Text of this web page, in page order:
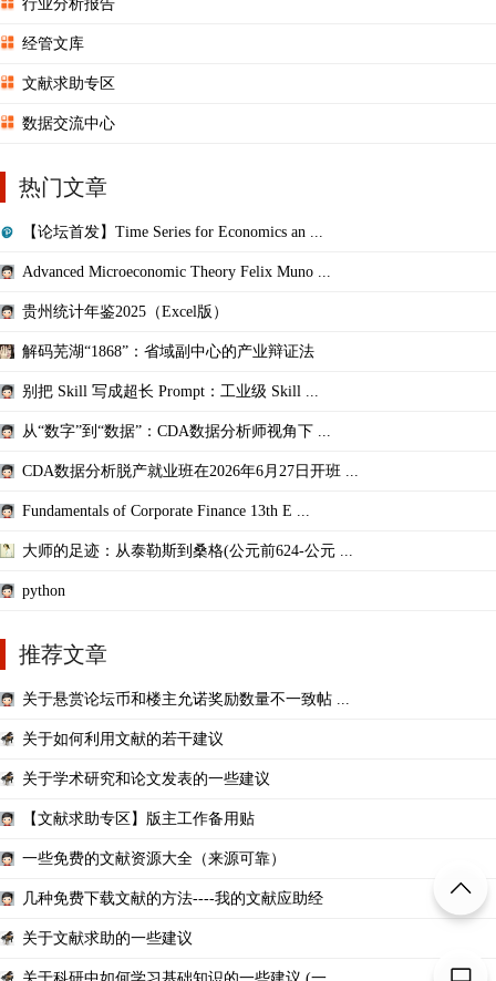
行业分析报告
经管文库
文献求助专区
数据交流中心
热门文章
【论坛首发】Time Series for Economics an ...
Advanced Microeconomic Theory Felix Muno ...
贵州统计年鉴2025（Excel版）
解码芜湖“1868”：省域副中心的产业辩证法
别把 Skill 写成超长 Prompt：工业级 Skill ...
从“数字”到“数据”：CDA数据分析师视角下 ...
CDA数据分析脱产就业班在2026年6月27日开班 ...
Fundamentals of Corporate Finance 13th E ...
大师的足迹：从泰勒斯到桑格(公元前624-公元 ...
python
推荐文章
关于悬赏论坛币和楼主允诺奖励数量不一致帖 ...
关于如何利用文献的若干建议
关于学术研究和论文发表的一些建议
【文献求助专区】版主工作备用贴
一些免费的文献资源大全（来源可靠）
几种免费下载文献的方法----我的文献应助经
关于文献求助的一些建议